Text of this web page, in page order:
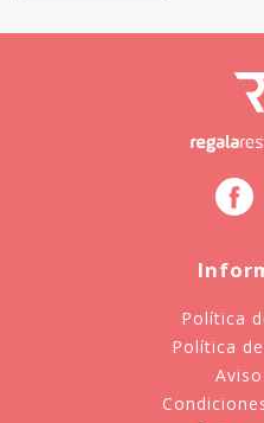
Política
Política